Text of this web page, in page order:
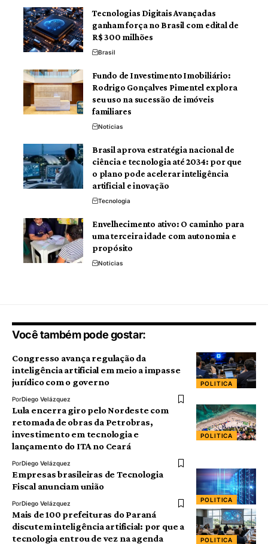
Tecnologias Digitais Avançadas
ganham força no Brasil com edital de
R$ 300 milhões
Brasil
Fundo de Investimento Imobiliário:
Rodrigo Gonçalves Pimentel explora
seu uso na sucessão de imóveis
familiares
Noticias
Brasil aprova estratégia nacional de
ciência e tecnologia até 2034: por que
o plano pode acelerar inteligência
artificial e inovação
Tecnologia
Envelhecimento ativo: O caminho para
uma terceira idade com autonomia e
propósito
Noticias
Você também pode gostar:
POLITICA
Congresso avança regulação da
inteligência artificial em meio a impasse
jurídico com o governo
PorDiego Velázquez
POLITICA
Lula encerra giro pelo Nordeste com
retomada de obras da Petrobras,
investimento em tecnologia e
lançamento do ITA no Ceará
PorDiego Velázquez
POLITICA
Empresas brasileiras de Tecnologia
Fiscal anunciam união
PorDiego Velázquez
POLITICA
Mais de 100 prefeituras do Paraná
discutem inteligência artificial: por que a
tecnologia entrou de vez na agenda